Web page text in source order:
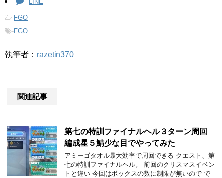
LINE
-FGO
-FGO
執筆者： razetin370
関連記事
第七の特訓ファイナルヘル３ターン周回
編成星５鯖少な目でやってみた
アミーゴタオル最大効率で周回できる クエスト、第
七の特訓ファイナルヘル。 前回のクリスマスイベン
トと違い 今回はボックスの数に制限が無いので で